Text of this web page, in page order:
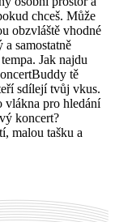
chceš. Může
obzvláště vhodné
samostatně
Jak najdu
tě
sdílejí tvůj vkus.
vlákna pro hledání
koncert?
malou tašku a